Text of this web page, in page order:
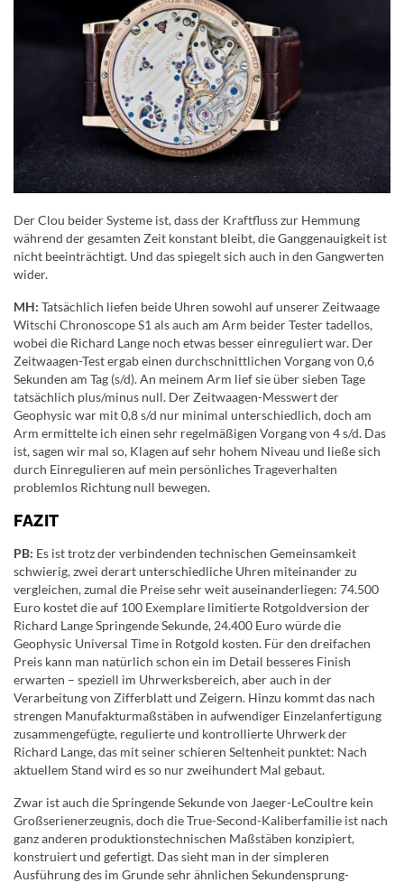
Der Clou beider Systeme ist, dass der Kraftfluss zur Hemmung
während der gesamten Zeit konstant bleibt, die Ganggenauigkeit ist
nicht beeinträchtigt. Und das spiegelt sich auch in den Gangwerten
wider.
MH: Tatsächlich liefen beide Uhren sowohl auf unserer Zeitwaage
Witschi Chronoscope S1 als auch am Arm beider Tester tadellos,
wobei die Richard Lange noch etwas besser einreguliert war. Der
Zeitwaagen-Test ergab einen durchschnittlichen Vorgang von 0,6
Sekunden am Tag (s/d). An meinem Arm lief sie über sieben Tage
tatsächlich plus/minus null. Der Zeitwaagen-Messwert der
Geophysic war mit 0,8 s/d nur minimal unterschiedlich, doch am
Arm ermittelte ich einen sehr regelmäßigen Vorgang von 4 s/d. Das
ist, sagen wir mal so, Klagen auf sehr hohem Niveau und ließe sich
durch Einregulieren auf mein persönliches Trageverhalten
problemlos Richtung null bewegen.
FAZIT
PB: Es ist trotz der verbindenden technischen Gemeinsamkeit
schwierig, zwei derart unterschiedliche Uhren miteinander zu
vergleichen, zumal die Preise sehr weit auseinanderliegen: 74.500
Euro kostet die auf 100 Exemplare limitierte Rotgoldversion der
Richard Lange Springende Sekunde, 24.400 Euro würde die
Geophysic Universal Time in Rotgold kosten. Für den dreifachen
Preis kann man natürlich schon ein im Detail besseres Finish
erwarten – speziell im Uhrwerksbereich, aber auch in der
Verarbeitung von Zifferblatt und Zeigern. Hinzu kommt das nach
strengen Manufakturmaßstäben in aufwendiger Einzelanfertigung
zusammengefügte, regulierte und kontrollierte Uhrwerk der
Richard Lange, das mit seiner schieren Seltenheit punktet: Nach
aktuellem Stand wird es so nur zweihundert Mal gebaut.
Zwar ist auch die Springende Sekunde von Jaeger-LeCoultre kein
Großserienerzeugnis, doch die True-Second-Kaliberfamilie ist nach
ganz anderen produktionstechnischen Maßstäben konzipiert,
konstruiert und gefertigt. Das sieht man in der simpleren
Ausführung des im Grunde sehr ähnlichen Sekundensprung-